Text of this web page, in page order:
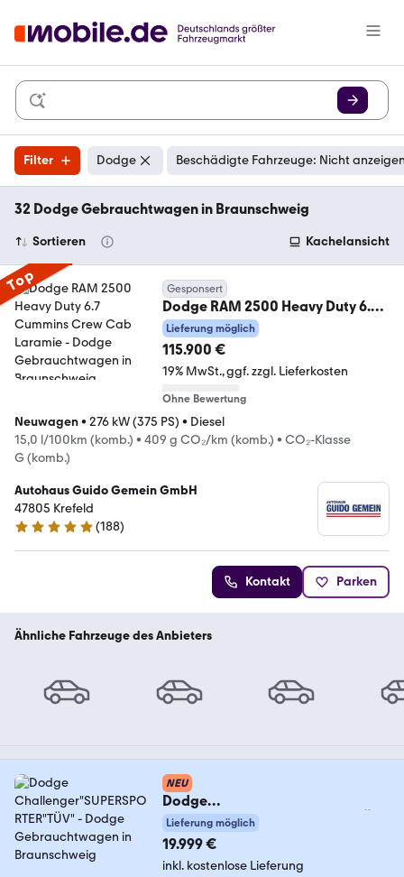
Filter Dodge Beschädigte Fahrzeuge: Nicht
32 Dodge Gebrauchtwagen in Braunschweig
Sortieren Kachelansicht
Top Gesponsert
Dodge RAM 2500 Heavy Duty 6.7
Cummins Crew Cab Laramie
Lieferung möglich
115.900 €
19% MwSt. ggf. zzgl. Lieferkosten
Ohne Bewertung
Neuwagen• 276 kW (375 PS) • Diesel
15,0 l/100km (komb.) • 409 g CO₂/km (komb.) • CO₂-Klasse
G (komb.)
Autohaus Guido Gemein GmbH
47805 Krefeld
4.9 Sterne
(188)
Kontakt Parken
Ähnliche Fahrzeuge des Anbieters
NEU
Dodge
Challenger"SUPERSPORTER"TÜV"
Lieferung möglich
19.999 €
inkl. kostenlose Lieferung